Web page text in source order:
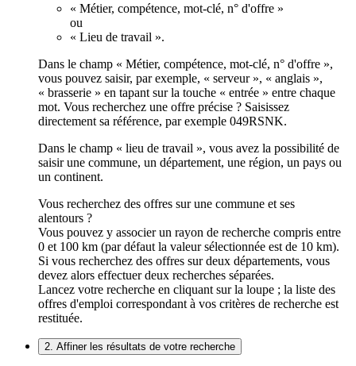
« Métier, compétence, mot-clé, n° d'offre »
ou
« Lieu de travail ».
Dans le champ « Métier, compétence, mot-clé, n° d'offre »,
vous pouvez saisir, par exemple, « serveur », « anglais »,
« brasserie » en tapant sur la touche « entrée » entre chaque
mot. Vous recherchez une offre précise ? Saisissez
directement sa référence, par exemple 049RSNK.
Dans le champ « lieu de travail », vous avez la possibilité de
saisir une commune, un département, une région, un pays ou
un continent.
Vous recherchez des offres sur une commune et ses
alentours ?
Vous pouvez y associer un rayon de recherche compris entre
0 et 100 km (par défaut la valeur sélectionnée est de 10 km).
Si vous recherchez des offres sur deux départements, vous
devez alors effectuer deux recherches séparées.
Lancez votre recherche en cliquant sur la loupe ; la liste des
offres d'emploi correspondant à vos critères de recherche est
restituée.
2. Affiner les résultats de votre recherche